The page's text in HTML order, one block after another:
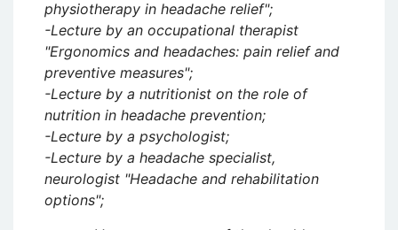
physiotherapy in headache relief";
-Lecture by an occupational therapist
"Ergonomics and headaches: pain relief and
preventive measures";
-Lecture by a nutritionist on the role of
nutrition in headache prevention;
-Lecture by a psychologist;
-Lecture by a headache specialist,
neurologist "Headache and rehabilitation
options";